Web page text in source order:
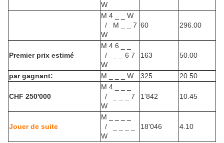
W
M 4 _ _ W
/ M _ _ 7
W
60 296.00
Premier prix estimé
M 4 6 _ _
/ _ _ 6 7
W
163 50.00
par gagnant: M _ _ _ W 325 20.50
CHF 250'000
M 4 _ _ _
/ _ _ _ 7
W
1'842 10.45
Jouer de suite
M _ _ _ _
/ _ _ _ _
W
18'046 4.10